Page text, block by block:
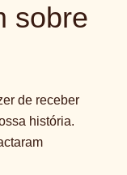
sobre
de receber
história.